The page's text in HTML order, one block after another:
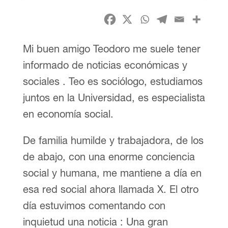
Mi buen amigo Teodoro me suele tener
informado de noticias económicas y
sociales . Teo es sociólogo, estudiamos
juntos en la Universidad, es especialista
en economía social.
De familia humilde y trabajadora, de los
de abajo, con una enorme conciencia
social y humana, me mantiene a día en
esa red social ahora llamada X. El otro
día estuvimos comentando con
inquietud una noticia : Una gran